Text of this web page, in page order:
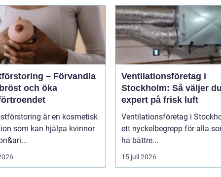
– Förvandla
och öka
är en kosmetisk
som kan hjälpa kvinnor
Ventilationsföretag i
Stockholm: Så väljer
expert på frisk luft
Ventilationsföretag i
ett nyckelbegrepp för alla
ha bättre...
15 juli 2026